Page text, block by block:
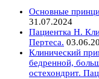
Основные
31.07.2024
Пациентка Н.
Пертеса.
Клинический
бедренной,
остехондрит.